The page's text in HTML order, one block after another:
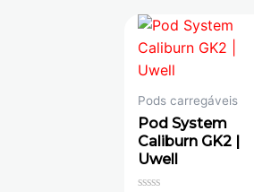
Pods carregáveis
Pod System
Caliburn GK2 |
Uwell